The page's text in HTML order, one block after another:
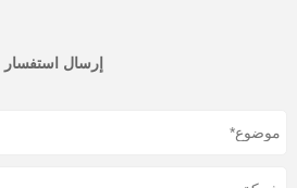
إرسال استفسار